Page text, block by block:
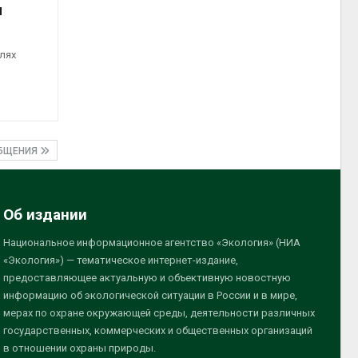
Об издании
Национальное информационное агентство «Экология» (НИА
«Экология») — тематическое интернет-издание,
предоставляющее актуальную и объективную новостную
информацию об экологической ситуации в России и в мире,
мерах по охране окружающей среды, деятельности различных
государственных, коммерческих и общественных организаций
в отношении охраны природы.